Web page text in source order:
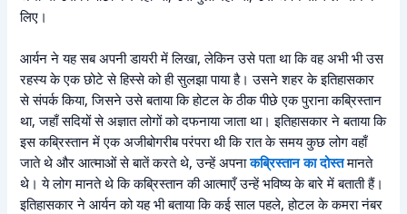
लिए।
आर्यन ने यह सब अपनी डायरी में लिखा, लेकिन उसे पता था कि वह अभी भी उस
रहस्य के एक छोटे से हिस्से को ही सुलझा पाया है। उसने शहर के इतिहासकार
से संपर्क किया, जिसने उसे बताया कि होटल के ठीक पीछे एक पुराना कब्रिस्तान
था, जहाँ सदियों से अज्ञात लोगों को दफनाया जाता था। इतिहासकार ने बताया कि
इस कब्रिस्तान में एक अजीबोगरीब परंपरा थी कि रात के समय कुछ लोग वहाँ
जाते थे और आत्माओं से बातें करते थे, उन्हें अपनाकब्रिस्तान का दोस्तमानते
थे। ये लोग मानते थे कि कब्रिस्तान की आत्माएँ उन्हें भविष्य के बारे में बताती हैं।
इतिहासकार ने आर्यन को यह भी बताया कि कई साल पहले, होटल के कमरा नंबर